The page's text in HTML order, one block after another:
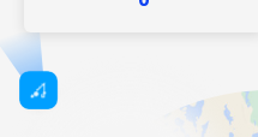
Španielsko
Švajčiarsko